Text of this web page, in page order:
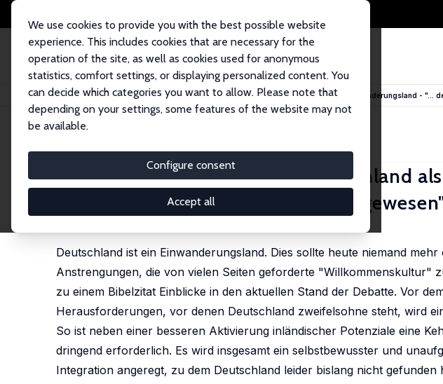
We use cookies to provide you with the best possible website
experience. This includes cookies that are necessary for the
operation of the site, as well as cookies used for anonymous
statistics, comfort settings, or displaying personalized content. You
can decide which categories you want to allow. Please note that
depending on your settings, some features of the website may not
be available.
Configure consent
Accept all
Home Publications IZA Standpunkte Migration und Integration: Deutschland als Einwanderungsland - "...
IZA Standpunkt Nr. 35
Migration und Integration: Deutschland
ihr seid selbst Fremde in Ägypten
Deutschland ist ein Einwanderungsland. Dies sollte heute niemand
Anstrengungen, die von vielen Seiten geforderte "Willkommenskultur"
zu einem Bibelzitat Einblicke in den aktuellen Stand der Debatte. Vor
Herausforderungen, vor denen Deutschland zweifelsohne steht, wird
So ist neben einer besseren Aktivierung inländischer Potenziale eine
dringend erforderlich. Es wird insgesamt ein selbstbewusster und
Integration angeregt, zu dem Deutschland leider bislang nicht gefunden